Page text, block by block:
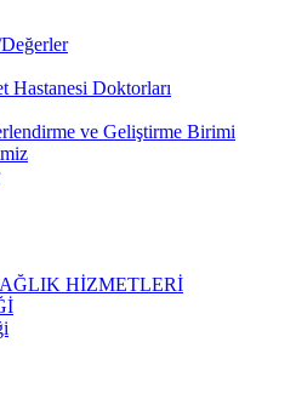
Hastanesi Doktorları
ve Geliştirme Birimi
HİZMETLERİ